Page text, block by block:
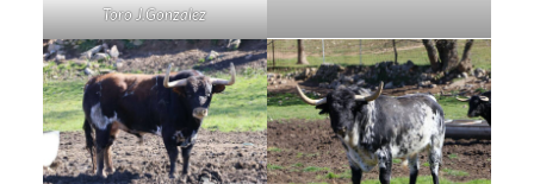
Toro J.Gonzalez